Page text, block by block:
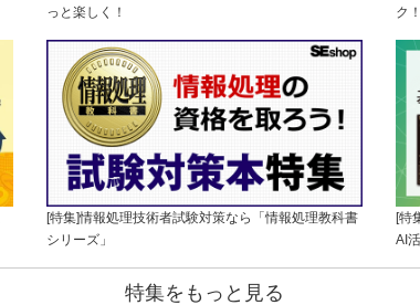
っと楽しく！
ク！
[特集]情報処理技術者試験対策なら「情報処理教科書
シリーズ」
[特
AI
特集をもっと見る